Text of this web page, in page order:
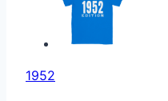
1952